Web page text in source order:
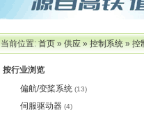
当前位置:首页»供应»控制系统»控
按行业浏览
偏航/变桨系统 (13)
伺服驱动器 (4)